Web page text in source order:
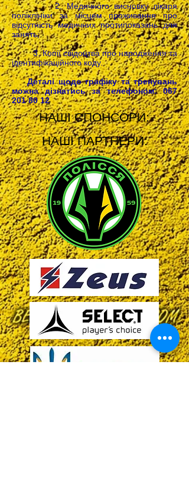
2. Медичного висновку лікаря
поліклініки за місцем проживання про
відсутність медичних протипоказань для
занять;
3. Копії свідоцтва про народження та
ідентифікаційного коду.
Деталі щодо графіку та тренувань
можна дізнатись за телефоном:067
201 80 12
НАШІ СПОНСОРИ:
НАШІ ПАРТНЕРИ: